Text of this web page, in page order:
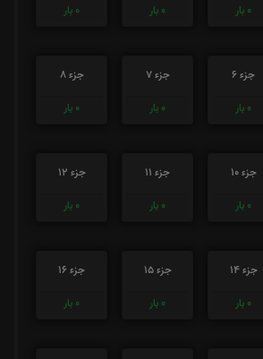
0 بار
0 بار
0 بار
جزء 6
0 بار
جزء 7
0 بار
جزء 8
0 بار
جزء 10
0 بار
جزء 11
0 بار
جزء 12
0 بار
جزء 14
0 بار
جزء 15
0 بار
جزء 16
0 بار